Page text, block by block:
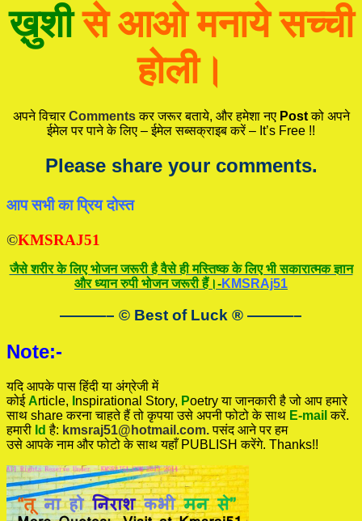
ख़ुशीसे आओ मनाये सच्ची
होली।
अपने विचारCommentsकर जरूर बताये, और हमेशा नए Postको अपने
ईमेल पर पाने के लिए – ईमेल सब्सक्राइब करें – It’s Free !!
Please share your comments.
आप सभी का प्रिय दोस्त
©KMSRAJ51
जैसे शरीर के लिए भोजन जरूरी है वैसे ही मस्तिष्क के लिए भी सकारात्मक ज्ञान
और ध्यान रुपी भोजन जरूरी हैं।-KMSRAj51
———– © Best of Luck ® ———–
Note:-
यदि आपके पास हिंदी या अंग्रेजी में
कोईArticle, nspirational Story, Poetryया जानकारी है जो आप हमारे
साथ share करना चाहते हैं तो कृपया उसे अपनी फोटो के साथ E-mail करें.
हमारी Id है: kmsraj51@hotmail.com. पसंद आने पर हम
उसे आपके नाम और फोटो के साथ यहाँ PUBLISH करेंगे. Thanks!!